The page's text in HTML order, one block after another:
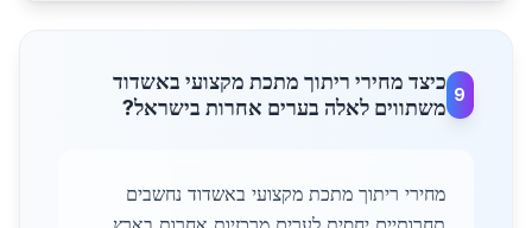
9
כיצד מחירי ריתוך מתכת מקצועי באשדוד
משתווים לאלה בערים אחרות בישראל?
מחירי ריתוך מתכת מקצועי באשדוד נחשבים